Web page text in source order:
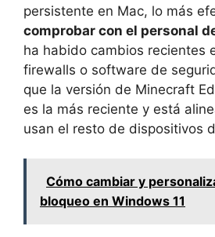
persistente en Mac, lo más
comprobar con el personal
ha habido cambios recientes
firewalls o software de
que la versión de Minecraft
es la más reciente y está
usan el resto de dispositivos
Cómo cambiar y
bloqueo en Windows 11